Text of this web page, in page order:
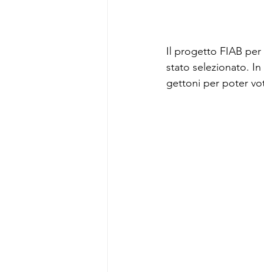
Il progetto FIAB
stato selezionato.
gettoni per poter